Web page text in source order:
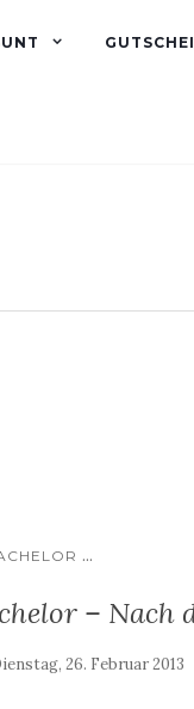
...
– Nach
26. Februar 2013